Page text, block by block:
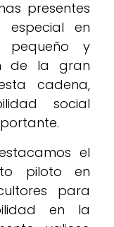
presentes
en
pequeño y
de la gran
cadena,
social
el
piloto en
para
en la